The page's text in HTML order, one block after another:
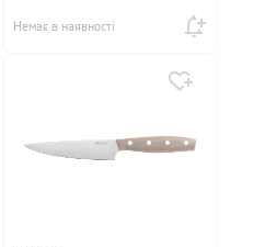
Немає в наявності